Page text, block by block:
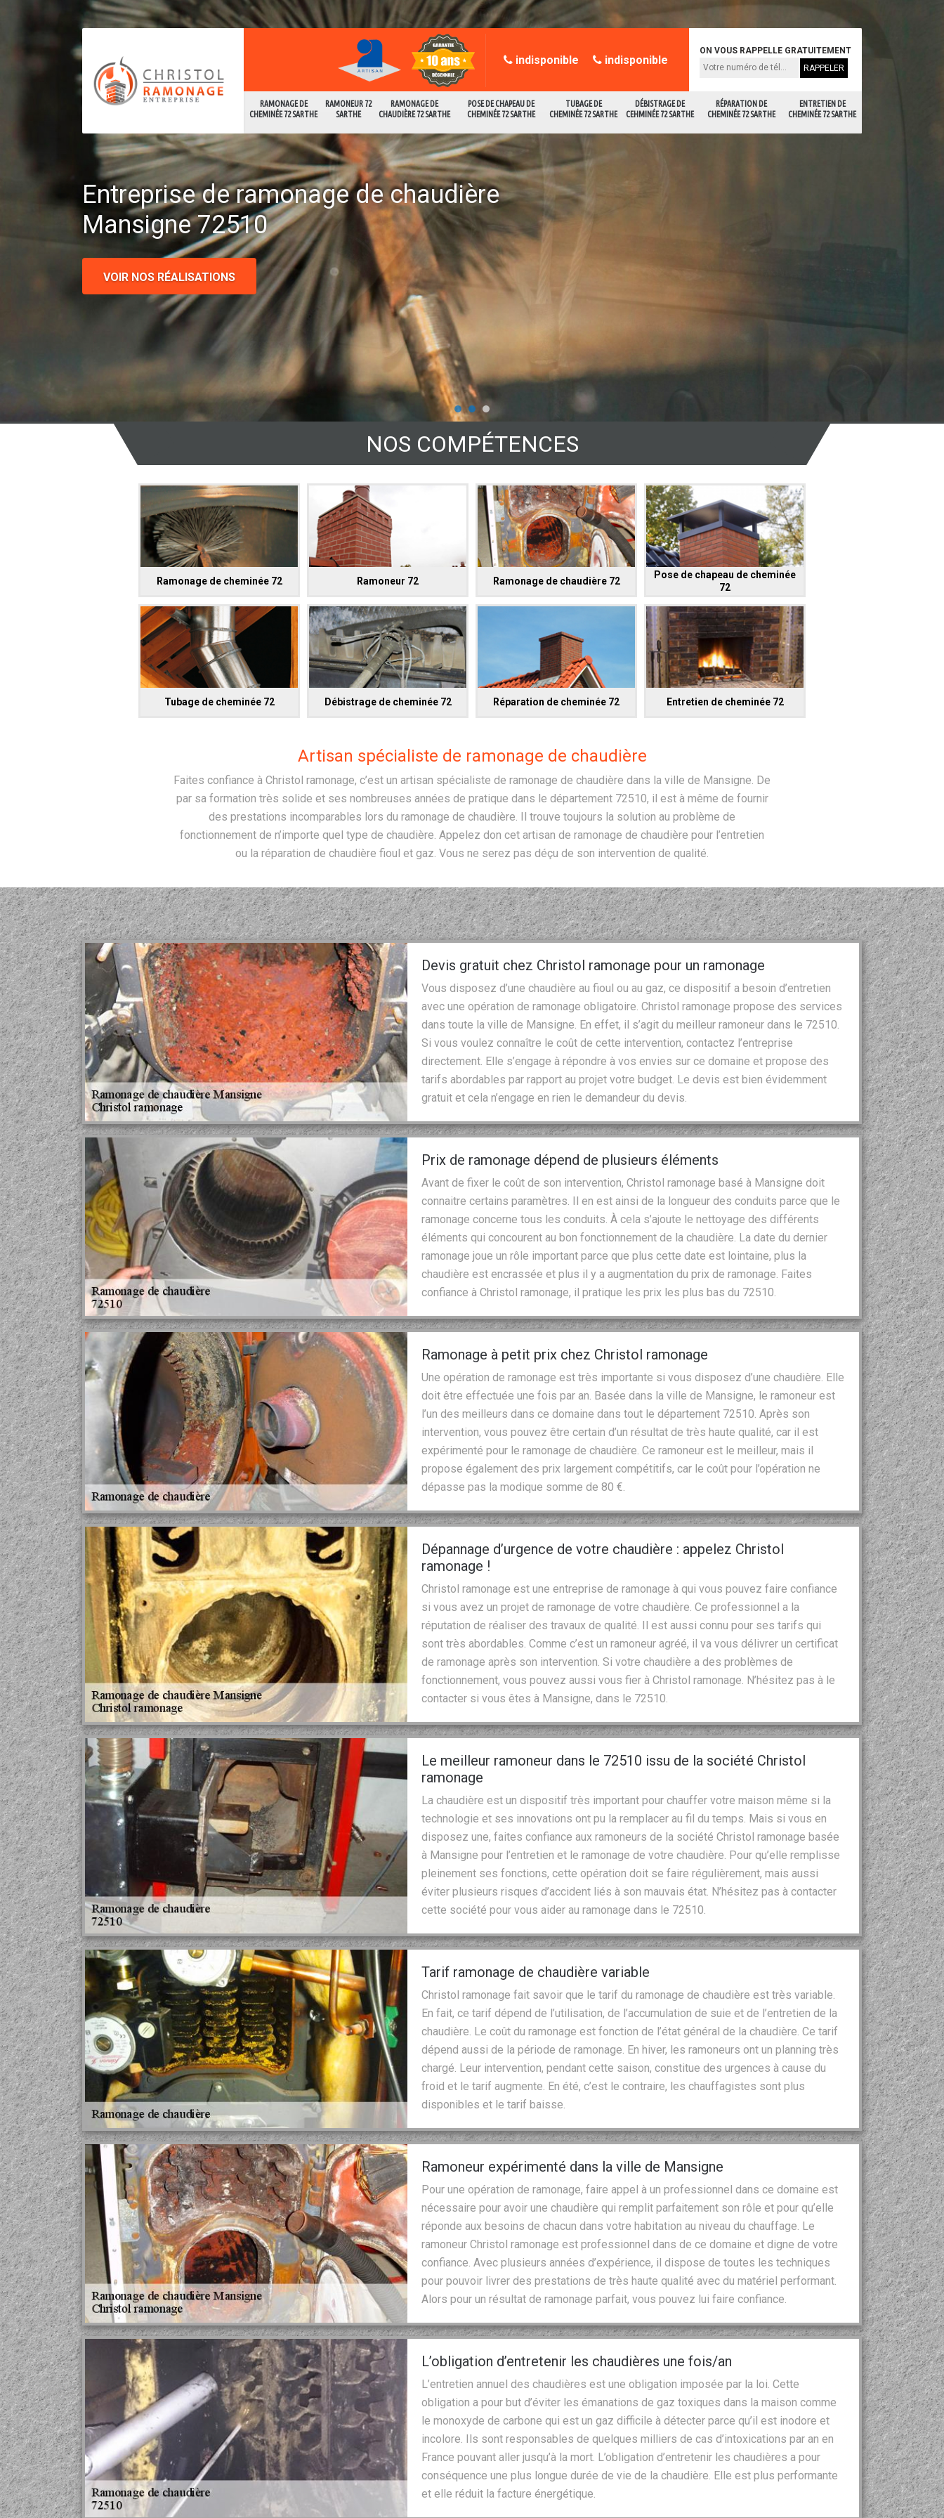
RAMONAGE DE
CHEMINÉE 72 SARTHE
RAMONEUR 72
SARTHE
RAMONAGE DE
CHAUDIÈRE 72 SARTHE
POSE DE CHAPEAU DE
CHEMINÉE 72 SARTHE
TUBAGE DE
CHEMINÉE 72 SARTHE
DÉBISTRAGE DE
CEHMINÉE 72 SARTHE
RÉPARATION DE
CHEMINÉE 72 SARTHE
ENTRETIEN DE
CHEMINÉE 72 SARTHE
indisponible indisponible
ON VOUS RAPPELLE GRATUITEMENT
Entreprise de ramonage de chaudière
Mansigne 72510
VOIR NOS RÉALISATIONS
NOS COMPÉTENCES
Ramonage de cheminée 72 Ramoneur 72 Ramonage de chaudière 72
Pose de chapeau de cheminée
72
Tubage de cheminée 72 Débistrage de cheminée 72 Réparation de cheminée 72 Entretien de cheminée 72
Artisan spécialiste de ramonage de chaudière
Faites confiance à Christol ramonage, c’est un artisan spécialiste de ramonage de chaudière dans la ville de Mansigne. De
par sa formation très solide et ses nombreuses années de pratique dans le département 72510, il est à même de fournir
des prestations incomparables lors du ramonage de chaudière. Il trouve toujours la solution au problème de
fonctionnement de n’importe quel type de chaudière. Appelez don cet artisan de ramonage de chaudière pour l’entretien
ou la réparation de chaudière fioul et gaz. Vous ne serez pas déçu de son intervention de qualité.
Devis gratuit chez Christol ramonage pour un ramonage
Vous disposez d’une chaudière au fioul ou au gaz, ce dispositif a besoin d’entretien
avec une opération de ramonage obligatoire. Christol ramonage propose des services
dans toute la ville de Mansigne. En effet, il s’agit du meilleur ramoneur dans le 72510.
Si vous voulez connaître le coût de cette intervention, contactez l’entreprise
directement. Elle s’engage à répondre à vos envies sur ce domaine et propose des
tarifs abordables par rapport au projet votre budget. Le devis est bien évidemment
gratuit et cela n’engage en rien le demandeur du devis.
Prix de ramonage dépend de plusieurs éléments
Avant de fixer le coût de son intervention, Christol ramonage basé à Mansigne doit
connaitre certains paramètres. Il en est ainsi de la longueur des conduits parce que le
ramonage concerne tous les conduits. À cela s’ajoute le nettoyage des différents
éléments qui concourent au bon fonctionnement de la chaudière. La date du dernier
ramonage joue un rôle important parce que plus cette date est lointaine, plus la
chaudière est encrassée et plus il y a augmentation du prix de ramonage. Faites
confiance à Christol ramonage, il pratique les prix les plus bas du 72510.
Ramonage à petit prix chez Christol ramonage
Une opération de ramonage est très importante si vous disposez d’une chaudière. Elle
doit être effectuée une fois par an. Basée dans la ville de Mansigne, le ramoneur est
l’un des meilleurs dans ce domaine dans tout le département 72510. Après son
intervention, vous pouvez être certain d’un résultat de très haute qualité, car il est
expérimenté pour le ramonage de chaudière. Ce ramoneur est le meilleur, mais il
propose également des prix largement compétitifs, car le coût pour l’opération ne
dépasse pas la modique somme de 80 €.
Dépannage d’urgence de votre chaudière : appelez Christol
ramonage !
Christol ramonage est une entreprise de ramonage à qui vous pouvez faire confiance
si vous avez un projet de ramonage de votre chaudière. Ce professionnel a la
réputation de réaliser des travaux de qualité. Il est aussi connu pour ses tarifs qui
sont très abordables. Comme c’est un ramoneur agréé, il va vous délivrer un certificat
de ramonage après son intervention. Si votre chaudière a des problèmes de
fonctionnement, vous pouvez aussi vous fier à Christol ramonage. N’hésitez pas à le
contacter si vous êtes à Mansigne, dans le 72510.
Le meilleur ramoneur dans le 72510 issu de la société Christol
ramonage
La chaudière est un dispositif très important pour chauffer votre maison même si la
technologie et ses innovations ont pu la remplacer au fil du temps. Mais si vous en
disposez une, faites confiance aux ramoneurs de la société Christol ramonage basée
à Mansigne pour l’entretien et le ramonage de votre chaudière. Pour qu’elle remplisse
pleinement ses fonctions, cette opération doit se faire régulièrement, mais aussi
éviter plusieurs risques d’accident liés à son mauvais état. N’hésitez pas à contacter
cette société pour vous aider au ramonage dans le 72510.
Tarif ramonage de chaudière variable
Christol ramonage fait savoir que le tarif du ramonage de chaudière est très variable.
En fait, ce tarif dépend de l’utilisation, de l’accumulation de suie et de l’entretien de la
chaudière. Le coût du ramonage est fonction de l’état général de la chaudière. Ce tarif
dépend aussi de la période de ramonage. En hiver, les ramoneurs ont un planning très
chargé. Leur intervention, pendant cette saison, constitue des urgences à cause du
froid et le tarif augmente. En été, c’est le contraire, les chauffagistes sont plus
disponibles et le tarif baisse.
Ramoneur expérimenté dans la ville de Mansigne
Pour une opération de ramonage, faire appel à un professionnel dans ce domaine est
nécessaire pour avoir une chaudière qui remplit parfaitement son rôle et pour qu’elle
réponde aux besoins de chacun dans votre habitation au niveau du chauffage. Le
ramoneur Christol ramonage est professionnel dans de ce domaine et digne de votre
confiance. Avec plusieurs années d’expérience, il dispose de toutes les techniques
pour pouvoir livrer des prestations de très haute qualité avec du matériel performant.
Alors pour un résultat de ramonage parfait, vous pouvez lui faire confiance.
L’obligation d’entretenir les chaudières une fois/an
L’entretien annuel des chaudières est une obligation imposée par la loi. Cette
obligation a pour but d’éviter les émanations de gaz toxiques dans la maison comme
le monoxyde de carbone qui est un gaz difficile à détecter parce qu’il est inodore et
incolore. Ils sont responsables de quelques milliers de cas d’intoxications par an en
France pouvant aller jusqu’à la mort. L’obligation d’entretenir les chaudières a pour
conséquence une plus longue durée de vie de la chaudière. Elle est plus performante
et elle réduit la facture énergétique.